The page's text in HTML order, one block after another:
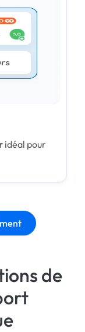
idéal pour
de